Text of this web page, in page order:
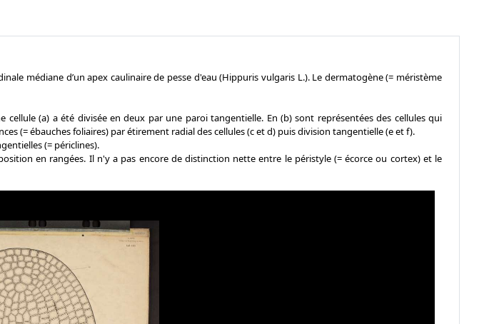
médiane d’un apex caulinaire de pesse d'eau (Hippuris vulgaris L.). Le dermatogène (= méristème
(a) a été divisée en deux par une paroi tangentielle. En (b) sont représentées des cellules qui
(= ébauches foliaires) par étirement radial des cellules (c et d) puis division tangentielle (e et f).
(= périclines).
en rangées. Il n'y a pas encore de distinction nette entre le péristyle (= écorce ou cortex) et le